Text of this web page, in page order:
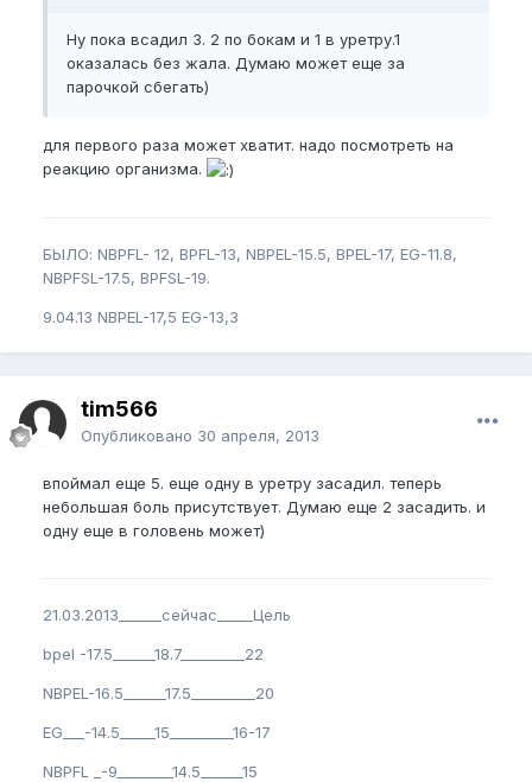
Ну пока всадил 3. 2 по бокам и 1 в уретру.1
оказалась без жала. Думаю может еще за
парочкой сбегать)
для первого раза может хватит. надо посмотреть на
реакцию организма.
БЫЛО: NBPFL- 12, BPFL-13, NBPEL-15.5, BPEL-17, EG-11.8,
NBPFSL-17.5, BPFSL-19.
9.04.13 NBPEL-17,5 EG-13,3
tim566
Опубликовано 30 апреля, 2013
впоймал еще 5. еще одну в уретру засадил. теперь
небольшая боль присутствует. Думаю еще 2 засадить. и
одну еще в головень может)
21.03.2013______сейчас_____Цель
bpel -17.5______18.7_________22
NBPEL-16.5______17.5_________20
EG___-14.5_____15_________16-17
NBPFL _-9________14.5______15